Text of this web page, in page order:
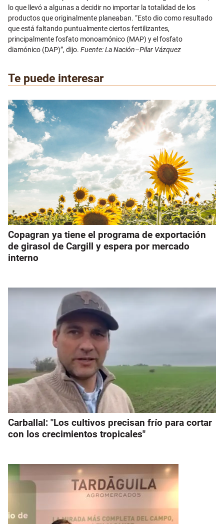
lo que llevó a algunas a decidir no importar la totalidad de los
productos que originalmente planeaban. “Esto dio como resultado
que está faltando puntualmente ciertos fertilizantes,
principalmente fosfato monoamónico (MAP) y el fosfato
diamónico (DAP)”, dijo. Fuente: La Nación–Pilar Vázquez
Te puede interesar
Copagran ya tiene el programa de exportación
de girasol de Cargill y espera por mercado
interno
Carballal: "Los cultivos precisan frío para cortar
con los crecimientos tropicales"